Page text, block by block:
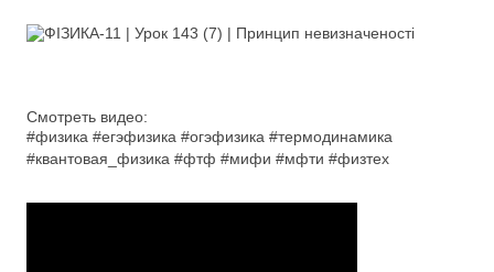
Смотреть видео:
#физика #егэфизика #огэфизика #термодинамика
#квантовая_физика #фтф #мифи #мфти #физтех